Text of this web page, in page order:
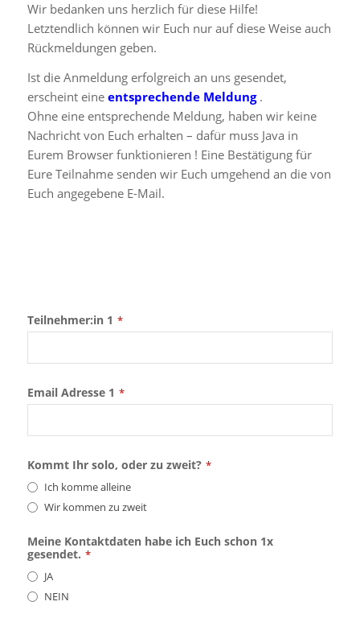
Wir bedanken uns herzlich für diese Hilfe!
Letztendlich können wir Euch nur auf diese Weise auch
Rückmeldungen geben.
Ist die Anmeldung erfolgreich an uns gesendet,
erscheint eine entsprechende Meldung .
Ohne eine entsprechende Meldung, haben wir keine
Nachricht von Euch erhalten – dafür muss Java in
Eurem Browser funktionieren ! Eine Bestätigung für
Eure Teilnahme senden wir Euch umgehend an die von
Euch angegebene E-Mail.
Teilnehmer:in 1 *
Email Adresse 1 *
Kommt Ihr solo, oder zu zweit? *
Ich komme alleine
Wir kommen zu zweit
Meine Kontaktdaten habe ich Euch schon 1x
gesendet. *
JA
NEIN